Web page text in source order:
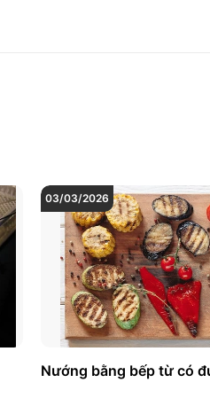
03/03/2026
Nướng bằng bếp từ có